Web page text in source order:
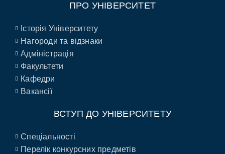
ПРО УНІВЕРСИТЕТ
Історія Університету
Нагороди та відзнаки
Адміністрація
Факультети
Кафедри
Вакансії
ВСТУП ДО УНІВЕРСИТЕТУ
Спеціальності
Перелік конкурсних предметів